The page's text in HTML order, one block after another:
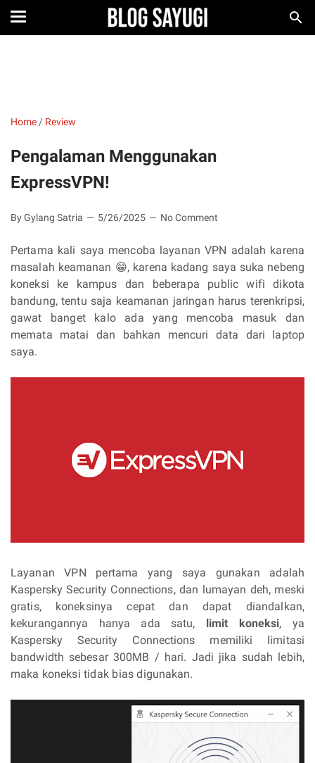
Home / Review
Pengalaman Menggunakan
ExpressVPN!
By Gylang Satria 5/26/2025 No Comment
Pertama kali saya mencoba layanan VPN adalah karena
masalah keamanan 😁, karena kadang saya suka nebeng
koneksi ke kampus dan beberapa public wifi dikota
bandung, tentu saja keamanan jaringan harus terenkripsi,
gawat banget kalo ada yang mencoba masuk dan
memata matai dan bahkan mencuri data dari laptop
saya.
Layanan VPN pertama yang saya gunakan adalah
Kaspersky Security Connections, dan lumayan deh, meski
gratis, koneksinya cepat dan dapat diandalkan,
kekurangannya hanya ada satu, limit koneksi, ya
Kaspersky Security Connections memiliki limitasi
bandwidth sebesar 300MB / hari. Jadi jika sudah lebih,
maka koneksi tidak bias digunakan.